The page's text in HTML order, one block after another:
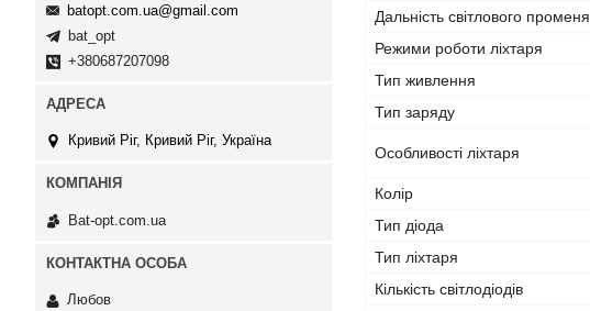
Дальність світлового променя
Режими роботи ліхтаря
Тип живлення
Тип заряду
Особливості ліхтаря
Колір
Тип діода
Тип ліхтаря
Кількість світлодіодів
batopt.com.ua@gmail.com
bat_opt
+380687207098
Кривий Ріг, Кривий Ріг, Україна
Bat-opt.com.ua
Любов